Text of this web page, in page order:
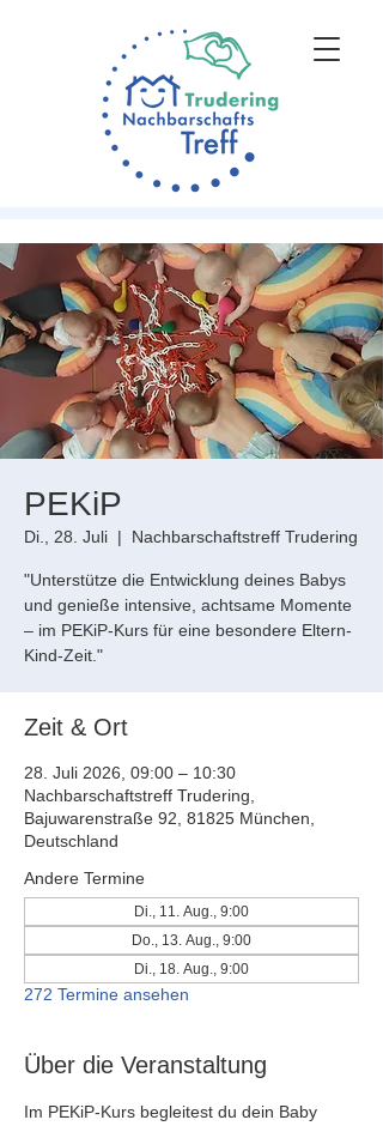
PEKiP
Di., 28. Juli
  |
Nachbarschaftstreff Trudering
"Unterstütze die Entwicklung deines Babys
und genieße intensive, achtsame Momente
– im PEKiP-Kurs für eine besondere Eltern-
Kind-Zeit."
Zeit & Ort
28. Juli 2026, 09:00 – 10:30
Nachbarschaftstreff Trudering,
Bajuwarenstraße 92, 81825 München,
Deutschland
Andere Termine
Di., 11. Aug., 9:00
Do., 13. Aug., 9:00
Di., 18. Aug., 9:00
272 Termine ansehen
Über die Veranstaltung
Im PEKiP-Kurs begleitest du dein Baby